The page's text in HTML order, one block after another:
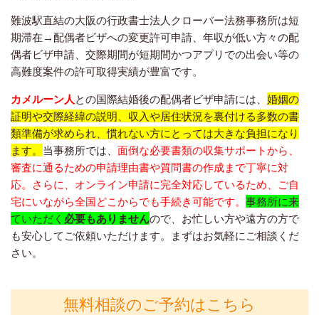
難波駅直結の大阪の行政書士法人クローバー法務事務所は短
期滞在→配偶者ビザへの変更許可申請、年収が低い方々の配
偶者ビザ申請、交際期間が短期間かつアプリでの出会い等の
高難度案件の許可取得実績が豊富です。
カメルーン人 との国際結婚後の配偶者ビザ申請には、 婚姻の
証明や交際経緯の説明、収入や居住状況を裏付ける多数の書
類準備が求められ、慣れない方にとっては大きな負担になり
ます。 当事務所では、 面倒な必要書類の収集サポートから、
審査に通るための申請理由書や質問書の作成まで丁寧に対
応。さらに、オンライン申請に完全対応しているため、ご自
宅にいながら全国どこからでも手続き可能です。 事務所に来
ていただく 必要もありませんので、お忙しい方や遠方の方で
も安心してご依頼いただけます。まずはお気軽にご相談くだ
さい。
無料相談のご予約はこちら